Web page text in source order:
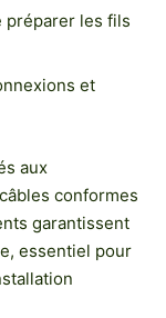
préparer les fils
et
aux
conformes
garantissent
essentiel pour